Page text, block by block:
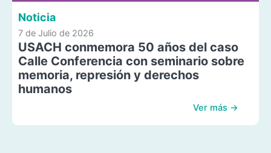
Noticia
7 de Julio de 2026
USACH conmemora 50 años del caso
Calle Conferencia con seminario sobre
memoria, represión y derechos
humanos
Ver más →